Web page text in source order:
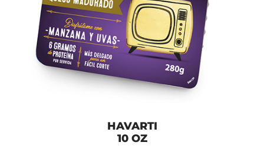
HAVARTI
10 OZ